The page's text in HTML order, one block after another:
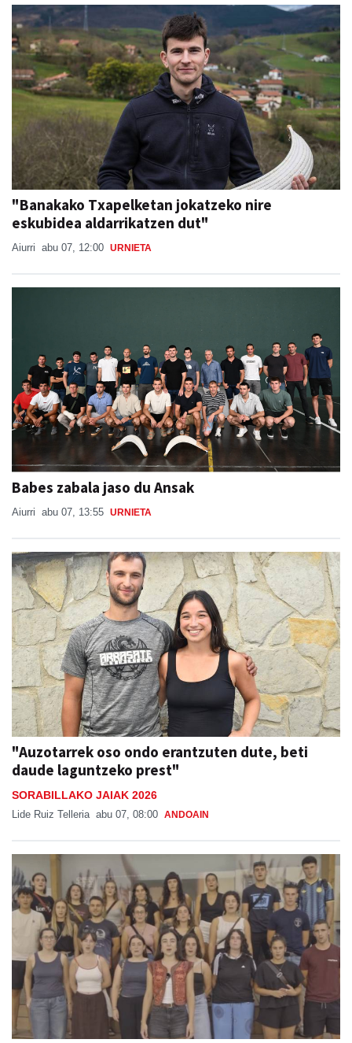
"Banakako Txapelketan jokatzeko nire
eskubidea aldarrikatzen dut"
Aiurri abu 07, 12:00 URNIETA
Babes zabala jaso du Ansak
Aiurri abu 07, 13:55 URNIETA
"Auzotarrek oso ondo erantzuten dute, beti
daude laguntzeko prest"
SORABILLAKO JAIAK 2026
Lide Ruiz Telleria abu 07, 08:00 ANDOAIN